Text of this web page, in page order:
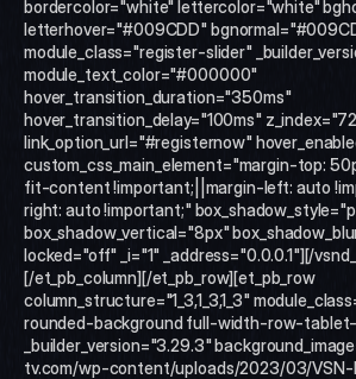
bordercolor="white" lettercolor="white"
letterhover="#009CDD"
module_class="register-slider"
module_text_color="#000000"
hover_transition_duration="350ms"
hover_transition_delay="100ms"
link_option_url="#registernow"
custom_css_main_element="margin-top:
fit-content !important;||margin-left: auto
right: auto !important;"
box_shadow_vertical="8px"
locked="off" _i="1" _address="0.0.0.1"][/
[/et_pb_column][/et_pb_row][et_pb_row
column_structure="1_3,1_3,1_3"
rounded-background full-width-row-
_builder_version="3.29.3"
tv.com/wp-content/uploads/2023/03/